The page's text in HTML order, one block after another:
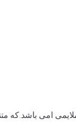
امی باشد.که